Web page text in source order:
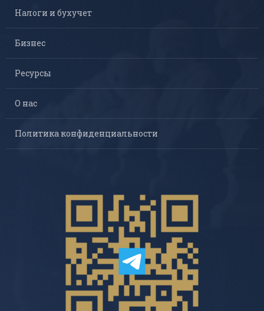
Налоги и бухучет
Бизнес
Ресурсы
О нас
Политика конфиденциальности